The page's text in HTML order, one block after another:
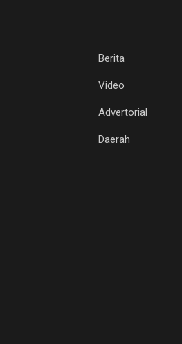
Berita
Video
Advertorial
Daerah